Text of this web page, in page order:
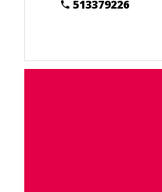
513379226